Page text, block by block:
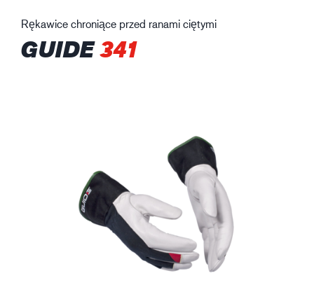
Rękawice chroniące przed ranami ciętymi
GUIDE341